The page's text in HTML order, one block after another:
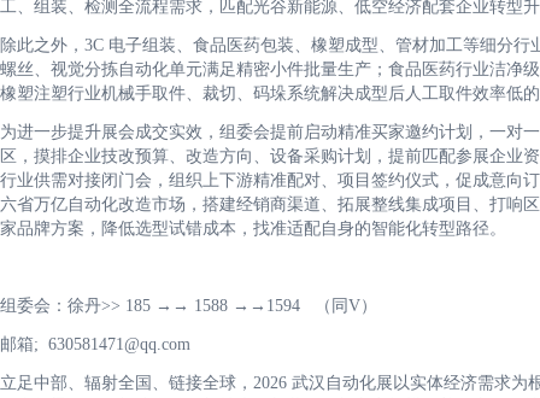
工、组装、检测全流程需求，匹配光谷新能源、低空经济配套企业转型
除此之外，3C 电子组装、食品医药包装、橡塑成型、管材加工等细分
螺丝、视觉分拣自动化单元满足精密小件批量生产；食品医药行业洁净
橡塑注塑行业机械手取件、裁切、码垛系统解决成型后人工取件效率低
为进一步提升展会成交实效，组委会提前启动精准买家邀约计划，一对
区，摸排企业技改预算、改造方向、设备采购计划，提前匹配参展企业
行业供需对接闭门会，组织上下游精准配对、项目签约仪式，促成意向
六省万亿自动化改造市场，搭建经销商渠道、拓展整线集成项目、打响
家品牌方案，降低选型试错成本，找准适配自身的智能化转型路径。
组委会：徐丹>> 185 →→ 1588 →→1594 （同V）
邮箱; 630581471@qq.com
立足中部、辐射全国、链接全球，2026 武汉自动化展以实体经济需求